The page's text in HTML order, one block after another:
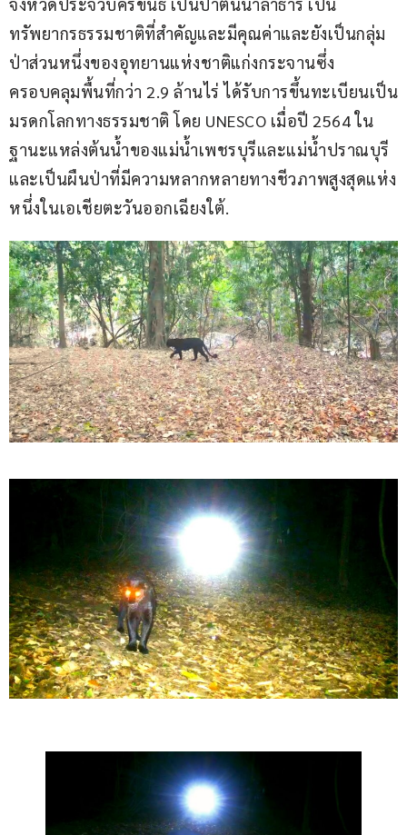
ทรัพยากรธรรมชาติที่สำคัญและมีคุณค่าและยังเป็นกลุ่ม
ป่าส่วนหนึ่งของอุทยานแห่งชาติแก่งกระจานซึ่ง
ครอบคลุมพื้นที่กว่า 2.9 ล้านไร่ ได้รับการขึ้นทะเบียนเป็น
มรดกโลกทางธรรมชาติ โดย UNESCO เมื่อปี 2564 ใน
ฐานะแหล่งต้นน้ำของแม่น้ำเพชรบุรีและแม่น้ำปราณบุรี
และเป็นผืนป่าที่มีความหลากหลายทางชีวภาพสูงสุดแห่ง
หนึ่งในเอเชียตะวันออกเฉียงใต้.